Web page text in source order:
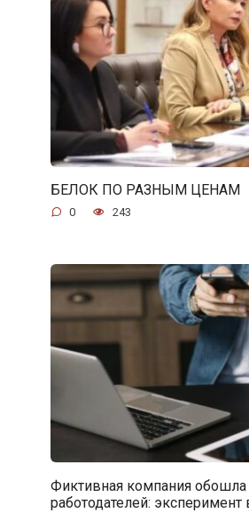
БЕЛОК ПО РАЗНЫМ ЦЕНАМ
0 243
Фиктивная компания
работодателей: